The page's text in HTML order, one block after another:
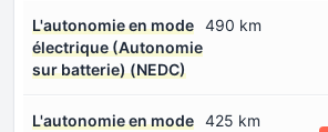
L'autonomie en mode
électrique (Autonomie
sur batterie) (NEDC)
490 km
L'autonomie en mode 425 km